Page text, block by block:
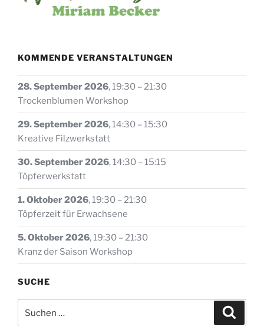
KOMMENDE VERANSTALTUNGEN
28. September 2026,19:30 –21:30
Trockenblumen Workshop
29. September 2026,14:30 –15:30
Kreative Filzwerkstatt
30. September 2026,14:30 –15:15
Töpferwerkstatt
1. Oktober 2026,19:30 –21:30
Töpferzeit für Erwachsene
5. Oktober 2026,19:30 –21:30
Kranz der Saison Workshop
SUCHE
nach: